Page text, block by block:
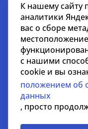
lead@nikoliers-
© nikoliers.ru 1994 -
Все права защищены
Информация,
информативный
распространителем
К нашему сайту
аналитики
вас о сборе
с нашими
cookie и вы
положением об
данных
, просто